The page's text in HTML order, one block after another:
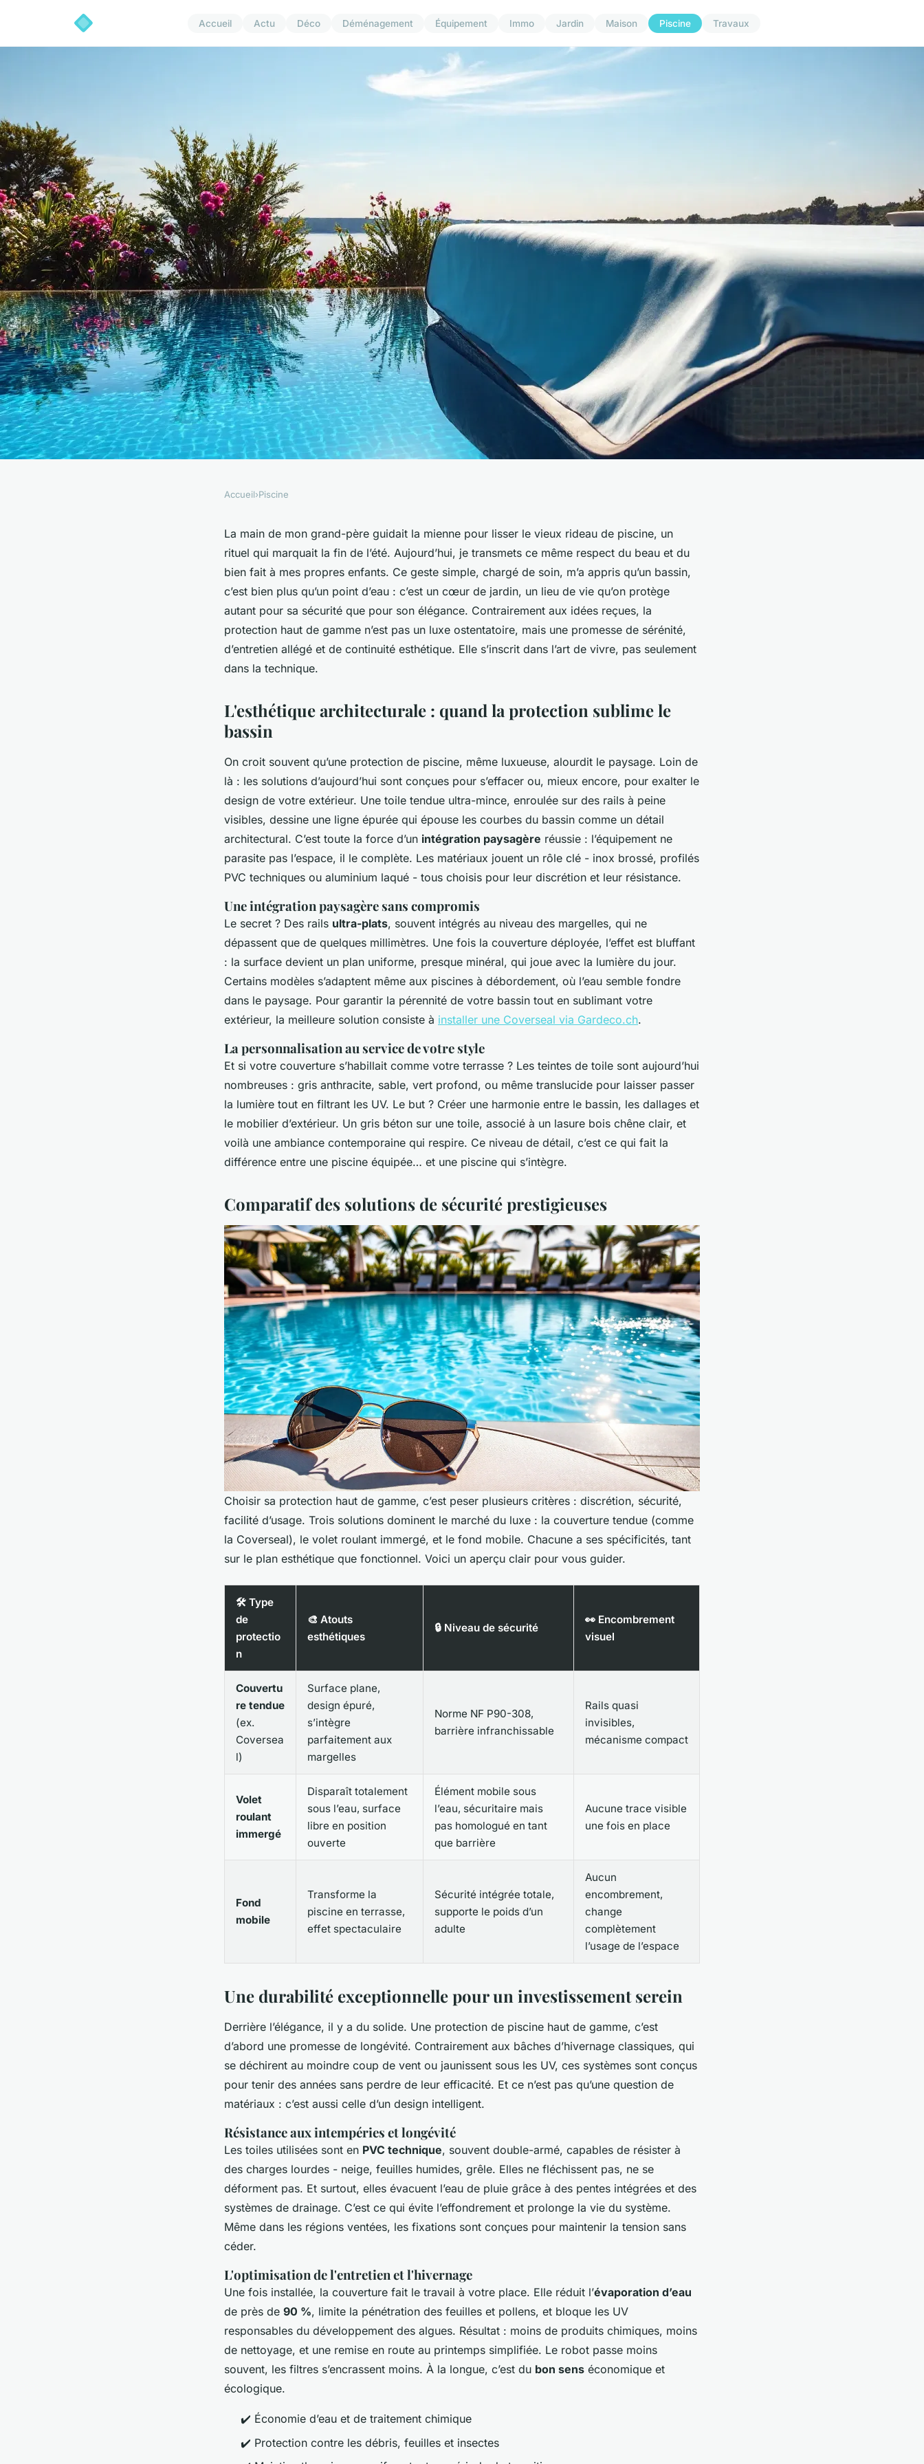
Accueil Actu Déco Déménagement Équipement Immo Jardin Maison Piscine Travaux
Top 5 bonnes raisons d'opter pour des
protections de piscine haut de gamme
10 min de lecture
Accueil›Piscine
La main de mon grand-père guidait la mienne pour lisser le vieux rideau de piscine, un
rituel qui marquait la fin de l’été. Aujourd’hui, je transmets ce même respect du beau et du
bien fait à mes propres enfants. Ce geste simple, chargé de soin, m’a appris qu’un bassin,
c’est bien plus qu’un point d’eau : c’est un cœur de jardin, un lieu de vie qu’on protège
autant pour sa sécurité que pour son élégance. Contrairement aux idées reçues, la
protection haut de gamme n’est pas un luxe ostentatoire, mais une promesse de sérénité,
d’entretien allégé et de continuité esthétique. Elle s’inscrit dans l’art de vivre, pas seulement
dans la technique.
L'esthétique architecturale : quand la protection sublime le
bassin
On croit souvent qu’une protection de piscine, même luxueuse, alourdit le paysage. Loin de
là : les solutions d’aujourd’hui sont conçues pour s’effacer ou, mieux encore, pour exalter le
design de votre extérieur. Une toile tendue ultra-mince, enroulée sur des rails à peine
visibles, dessine une ligne épurée qui épouse les courbes du bassin comme un détail
architectural. C’est toute la force d’un intégration paysagère réussie : l’équipement ne
parasite pas l’espace, il le complète. Les matériaux jouent un rôle clé - inox brossé, profilés
PVC techniques ou aluminium laqué - tous choisis pour leur discrétion et leur résistance.
Une intégration paysagère sans compromis
Le secret ? Des rails ultra-plats, souvent intégrés au niveau des margelles, qui ne
dépassent que de quelques millimètres. Une fois la couverture déployée, l’effet est bluffant
: la surface devient un plan uniforme, presque minéral, qui joue avec la lumière du jour.
Certains modèles s’adaptent même aux piscines à débordement, où l’eau semble fondre
dans le paysage. Pour garantir la pérennité de votre bassin tout en sublimant votre
extérieur, la meilleure solution consiste à installer une Coverseal via Gardeco.ch.
La personnalisation au service de votre style
Et si votre couverture s’habillait comme votre terrasse ? Les teintes de toile sont aujourd’hui
nombreuses : gris anthracite, sable, vert profond, ou même translucide pour laisser passer
la lumière tout en filtrant les UV. Le but ? Créer une harmonie entre le bassin, les dallages et
le mobilier d’extérieur. Un gris béton sur une toile, associé à un lasure bois chêne clair, et
voilà une ambiance contemporaine qui respire. Ce niveau de détail, c’est ce qui fait la
différence entre une piscine équipée… et une piscine qui s’intègre.
Comparatif des solutions de sécurité prestigieuses
Choisir sa protection haut de gamme, c’est peser plusieurs critères : discrétion, sécurité,
facilité d’usage. Trois solutions dominent le marché du luxe : la couverture tendue (comme
la Coverseal), le volet roulant immergé, et le fond mobile. Chacune a ses spécificités, tant
sur le plan esthétique que fonctionnel. Voici un aperçu clair pour vous guider.
🛠️ Type
de
protectio
n
🎨 Atouts
esthétiques
🔒 Niveau de sécurité
👀 Encombrement
visuel
Couvertu
re tendue
(ex.
Coversea
l)
Surface plane,
design épuré,
s’intègre
parfaitement aux
margelles
Norme NF P90-308,
barrière infranchissable
Rails quasi
invisibles,
mécanisme compact
Volet
roulant
immergé
Disparaît totalement
sous l’eau, surface
libre en position
ouverte
Élément mobile sous
l’eau, sécuritaire mais
pas homologué en tant
que barrière
Aucune trace visible
une fois en place
Fond
mobile
Transforme la
piscine en terrasse,
effet spectaculaire
Sécurité intégrée totale,
supporte le poids d’un
adulte
Aucun
encombrement,
change
complètement
l’usage de l’espace
Une durabilité exceptionnelle pour un investissement serein
Derrière l’élégance, il y a du solide. Une protection de piscine haut de gamme, c’est
d’abord une promesse de longévité. Contrairement aux bâches d’hivernage classiques, qui
se déchirent au moindre coup de vent ou jaunissent sous les UV, ces systèmes sont conçus
pour tenir des années sans perdre de leur efficacité. Et ce n’est pas qu’une question de
matériaux : c’est aussi celle d’un design intelligent.
Résistance aux intempéries et longévité
Les toiles utilisées sont en PVC technique, souvent double-armé, capables de résister à
des charges lourdes - neige, feuilles humides, grêle. Elles ne fléchissent pas, ne se
déforment pas. Et surtout, elles évacuent l’eau de pluie grâce à des pentes intégrées et des
systèmes de drainage. C’est ce qui évite l’effondrement et prolonge la vie du système.
Même dans les régions ventées, les fixations sont conçues pour maintenir la tension sans
céder.
L'optimisation de l'entretien et l'hivernage
Une fois installée, la couverture fait le travail à votre place. Elle réduit l’évaporation d’eau
de près de 90 %, limite la pénétration des feuilles et pollens, et bloque les UV
responsables du développement des algues. Résultat : moins de produits chimiques, moins
de nettoyage, et une remise en route au printemps simplifiée. Le robot passe moins
souvent, les filtres s’encrassent moins. À la longue, c’est du bon sens économique et
écologique.
✔️ Économie d’eau et de traitement chimique
✔️ Protection contre les débris, feuilles et insectes